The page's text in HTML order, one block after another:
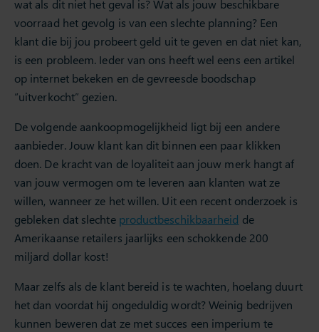
wat als dit niet het geval is? Wat als jouw beschikbare
voorraad het gevolg is van een slechte planning? Een
klant die bij jou probeert geld uit te geven en dat niet kan,
is een probleem. Ieder van ons heeft wel eens een artikel
op internet bekeken en de gevreesde boodschap
“uitverkocht” gezien.
De volgende aankoopmogelijkheid ligt bij een andere
aanbieder. Jouw klant kan dit binnen een paar klikken
doen. De kracht van de loyaliteit aan jouw merk hangt af
van jouw vermogen om te leveren aan klanten wat ze
willen, wanneer ze het willen. Uit een recent onderzoek is
gebleken dat slechte productbeschikbaarheid de
Amerikaanse retailers jaarlijks een schokkende 200
miljard dollar kost!
Maar zelfs als de klant bereid is te wachten, hoelang duurt
het dan voordat hij ongeduldig wordt? Weinig bedrijven
kunnen beweren dat ze met succes een imperium te